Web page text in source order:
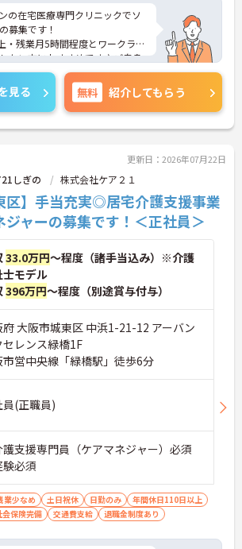
の在宅医療専門クリニックでソ
募集です！
・残業月5時間程度とワークライ
たい方におすすめです♪ご自身
がら働くことができます。
、面接対策ポイントなど、さら
すのでお気軽にご相談くださ
見る 無料 紹介してもらう
更新日：2026年07月22日
しぎの 株式会社ケア２１
区】手当充実◎居宅介護支援事業
ジャーの募集です！＜正社員＞
33.0万円～程度（諸手当込み）※介護
士モデル
396万円～程度（別途賞与付与）
府 大阪市城東区 中浜1-21-12 アーバン
セレンス緑橋1F
市営中央線「緑橋駅」徒歩6分
員(正職員)
支援専門員（ケアマネジャー）必須
必須
業少なめ 土日祝休 日勤のみ
年間休日110日以上
会保険完備 交通費支給 退職金制度あり